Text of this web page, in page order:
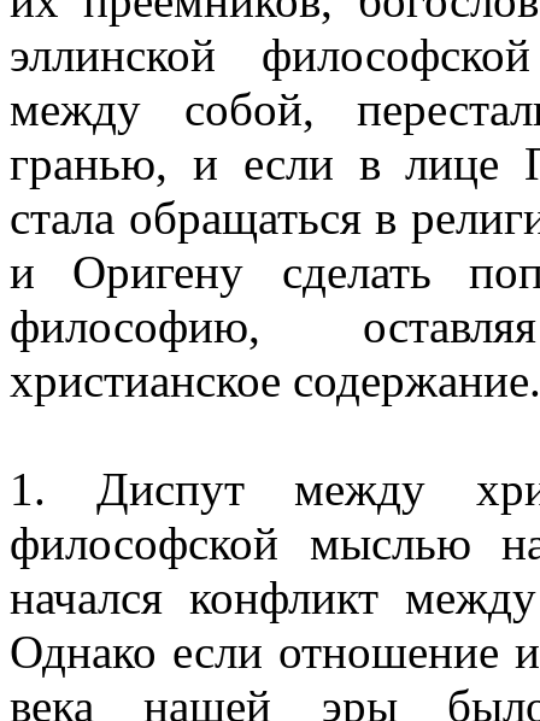
эллинской
между собой,
гранью, и если в лице
стала обращаться в
и Оригену сделать
философию,
христианское содержание.
1. Диспут между
философской мыслью
начался конфликт
Однако если отношение
века нашей эры